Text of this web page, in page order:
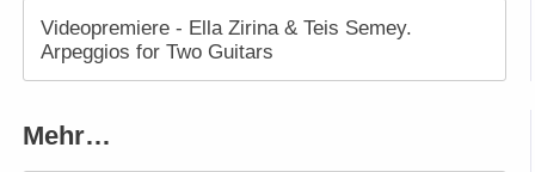
Videopremiere - Ella Zirina & Teis Semey.
Arpeggios for Two Guitars
Mehr…